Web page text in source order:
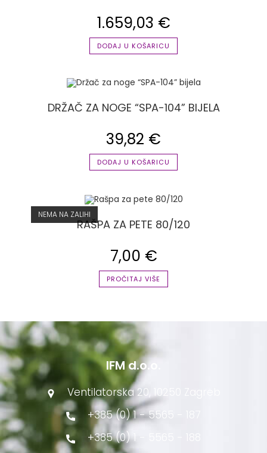
1.659,03 €
DODAJ U KOŠARICU
DRŽAČ ZA NOGE “SPA-104” BIJELA
39,82 €
DODAJ U KOŠARICU
NEMA NA ZALIHI
RAŠPA ZA PETE 80/120
7,00 €
PROČITAJ VIŠE
IFM d.o.o.
Ventilatorska 20, 10250 Zagreb
+385 (0) 1 - 5565 - 187
+385 (0) 1 - 5565 - 188